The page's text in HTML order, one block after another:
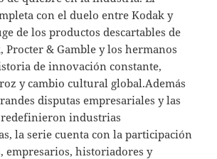
con el duelo entre Kodak y
de los productos descartables de
Procter & Gamble y los hermanos
de innovación constante,
y cambio cultural global.Además
disputas empresariales y las
redefinieron industrias
la serie cuenta con la participación
empresarios, historiadores y